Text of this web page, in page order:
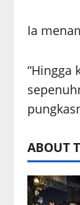
Ia
“Hingga
ABOUT